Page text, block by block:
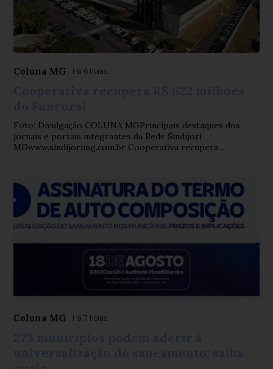
Coluna MG Há 6 horas
Foto: Divulgação COLUNA MGPrincipais destaques dos
jornais e portais integrantes da Rede Sindijori
MGwww.sindijorimg.com.br Cooperativa recupera ...
Coluna MG Há 7 horas